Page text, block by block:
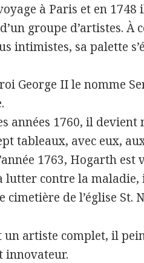
à Paris et en
groupe d’artistes. À
intimistes, sa palette
George II le nomme
années 1760, il
tableaux, avec eux,
1763, Hogarth est
lutter contre la
cimetière de l’église St.
un artiste complet, il
innovateur.